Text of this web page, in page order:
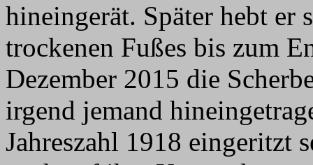
hineingerät. Später hebt er
trockenen Fußes bis zum
Dezember 2015 die
irgend jemand
Jahreszahl 1918 eingeritzt